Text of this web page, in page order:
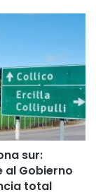
sur:
al Gobierno
total